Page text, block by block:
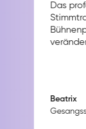
Das
Beatrix